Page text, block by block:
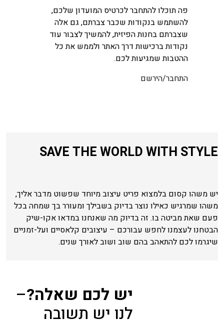
פה תוכלו להתחבר לכרטיס המועדון שלכם,
להשתמש בנקודות שכבר צברתם, גם אלה
שצברתם בחנות הפיזית, להמשיך לצבור עוד
נקודות ברכישות דרך האתר ולממש את כל
ההטבות שמגיעות לכם.
התחבר/הירשם
SAVE THE WORLD WITH STYLE
יש משהו קסום בלמצוא פריט עיצוב מיוחד שפשוט מדבר אליך,
משהו שמרגיש כאילו נוצר בדיוק בשבילך ומעורר בך שמחה בכל
פעם שאת מביטה בו. זה בדיוק מה שאנחנו במדאו אקו-שיק
הבטחנו לעצמנו לחפש עבורכם – עיצובים קלאסיים ועל-זמניים
שיגרמו לכם להתאהב בהם שוב ושוב לאורך שנים.
יש לכם שאלה?–
לנו יש תשובה